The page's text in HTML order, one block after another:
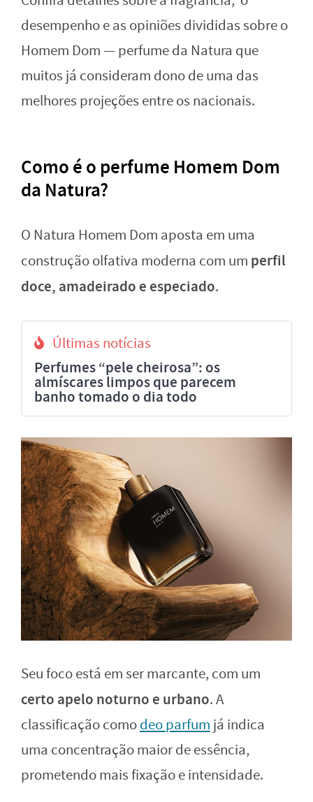
desempenho e as opiniões divididas sobre o
Homem Dom — perfume da Natura que
muitos já consideram dono de uma das
melhores projeções entre os nacionais.
Como é o perfume Homem Dom
da Natura?
O Natura Homem Dom aposta em uma
construção olfativa moderna com um perfil
doce, amadeirado e especiado.
Últimas notícias
Perfumes “pele cheirosa”: os
almíscares limpos que parecem
banho tomado o dia todo
Seu foco está em ser marcante, com um
certo apelo noturno e urbano. A
classificação comodeo parfum já indica
uma concentração maior de essência,
prometendo mais fixação e intensidade.